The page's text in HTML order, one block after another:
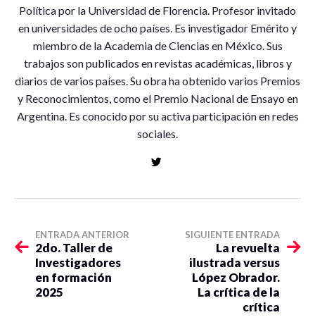
Política por la Universidad de Florencia. Profesor invitado
en universidades de ocho países. Es investigador Emérito y
miembro de la Academia de Ciencias en México. Sus
trabajos son publicados en revistas académicas, libros y
diarios de varios países. Su obra ha obtenido varios Premios
y Reconocimientos, como el Premio Nacional de Ensayo en
Argentina. Es conocido por su activa participación en redes
sociales.
ENTRADA ANTERIOR
2do. Taller de
Investigadores
en formación
2025
SIGUIENTE ENTRADA
La revuelta
ilustrada versus
López Obrador.
La crítica de la
crítica